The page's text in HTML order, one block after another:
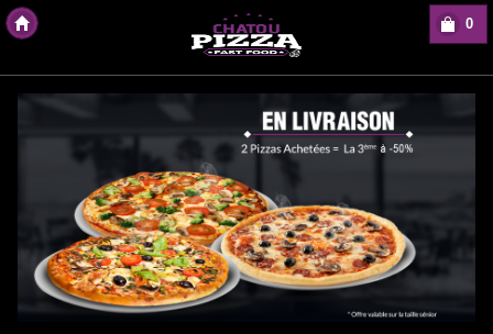
0
Copyright Des-click